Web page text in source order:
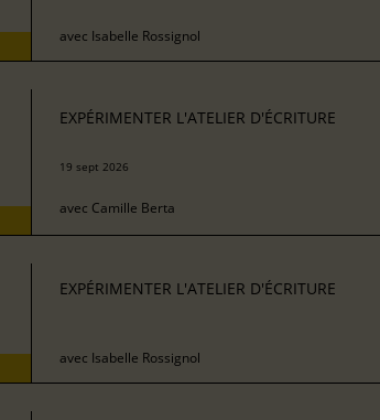
avec Isabelle Rossignol
EXPÉRIMENTER L'ATELIER D'ÉCRITURE
19 sept 2026
avec Camille Berta
EXPÉRIMENTER L'ATELIER D'ÉCRITURE
avec Isabelle Rossignol